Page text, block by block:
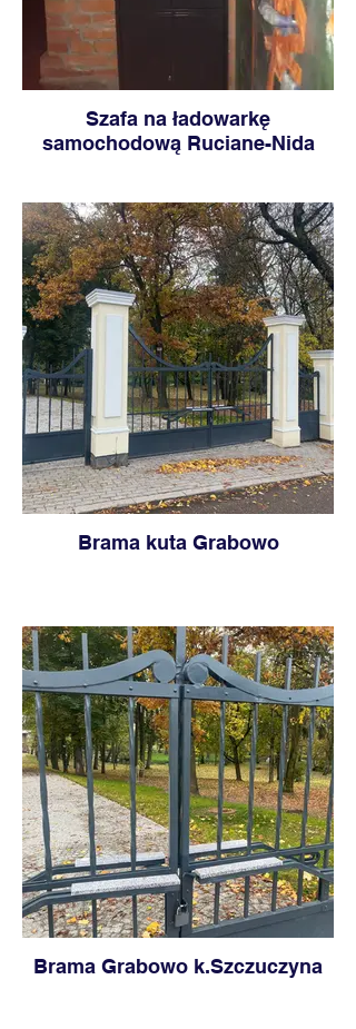
Szafa na ładowarkę
samochodową Ruciane-Nida
Brama kuta Grabowo
Brama Grabowo k.Szczuczyna